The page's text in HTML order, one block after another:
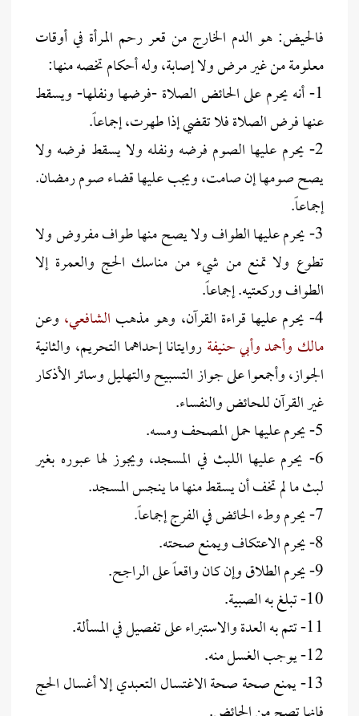
فالحيض: هو الدم الخارج من قعر رحم المرأة في أوقات
معلومة من غير مرض ولا إصابة، وله أحكام تخصه منها:
1- أنه يحرم على الحائض الصلاة -فرضها ونفلها- ويسقط
عنها فرض الصلاة فلا تقضي إذا طهرت، إجماعاً.
2- يحرم عليها الصوم فرضه ونفله ولا يسقط فرضه ولا
يصح صومها إن صامت، ويجب عليها قضاء صوم رمضان.
إجماعاً.
3- يحرم عليها الطواف ولا يصح منها طواف مفروض ولا
تطوع ولا تمنع من شيء من مناسك الحج والعمرة إلا
الطواف وركعتيه. إجماعاً.
4- يحرم عليها قراءة القرآن، وهو مذهب
الشافعي، وعن
مالك وأحمد وأبي حنيفةروايتانا إحداهما التحريم، والثانية
الجواز، وأجمعوا على جواز التسبيح والتهليل وسائر الأذكار
غير القرآن للحائض والنفساء.
5- يحرم عليها حمل المصحف ومسه.
6- يحرم عليها اللبث في المسجد، ويجوز لها عبوره بغير
لبث ما لم تخف أن يسقط منها ما ينجس المسجد.
7- يحرم وطء الحائض في الفرج إجماعاً.
8- يحرم الاعتكاف ويمنع صحته.
9- يحرم الطلاق وإن كان واقعاً على الراجح.
10- تبلغ به الصبية.
11- تتم به العدة والاستبراء على تفصيل في المسألة.
12- يوجب الغسل منه.
13- يمنع صحة صحة الاغتسال التعبدي إلا أغسال الحج